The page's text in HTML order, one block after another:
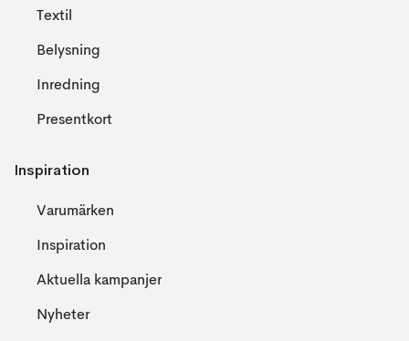
Textil
Belysning
Inredning
Presentkort
Inspiration
Varumärken
Inspiration
Aktuella kampanjer
Nyheter